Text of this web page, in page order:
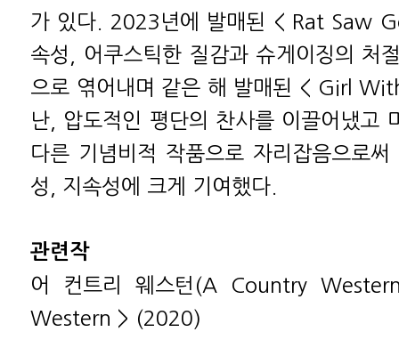
가 있다. 2023년에 발매된 < Rat Saw
속성, 어쿠스틱한 질감과 슈게이징의 처
으로 엮어내며 같은 해 발매된 < Girl
난, 압도적인 평단의 찬사를 이끌어냈고
다른 기념비적 작품으로 자리잡음으로
성, 지속성에 크게 기여했다.
관련작
어 컨트리 웨스턴(A Country
Western > (2020)